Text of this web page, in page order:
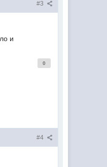
#3
и
0
#4